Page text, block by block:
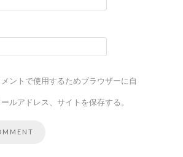
ントで使用するためブラウザーに自
ルアドレス、サイトを保存する。